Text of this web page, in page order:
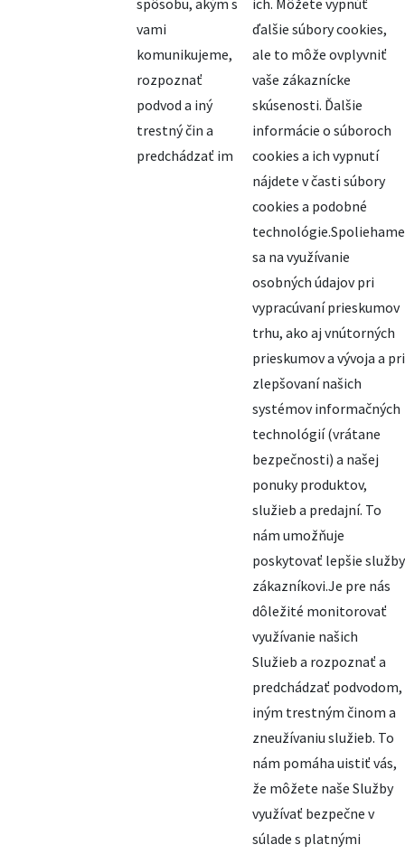
spôsobu, akým s
vami
komunikujeme,
rozpoznať
podvod a iný
trestný čin a
predchádzať im
ich. Môžete vypnúť
ďalšie súbory cookies,
ale to môže ovplyvniť
vaše zákaznícke
skúsenosti. Ďalšie
informácie o súboroch
cookies a ich vypnutí
nájdete v časti súbory
cookies a podobné
technológie.Spoliehame
sa na využívanie
osobných údajov pri
vypracúvaní prieskumov
trhu, ako aj vnútorných
prieskumov a vývoja a pri
zlepšovaní našich
systémov informačných
technológií (vrátane
bezpečnosti) a našej
ponuky produktov,
služieb a predajní. To
nám umožňuje
poskytovať lepšie služby
zákazníkovi.Je pre nás
dôležité monitorovať
využívanie našich
Služieb a rozpoznať a
predchádzať podvodom,
iným trestným činom a
zneužívaniu služieb. To
nám pomáha uistiť vás,
že môžete naše Služby
využívať bezpečne v
súlade s platnými